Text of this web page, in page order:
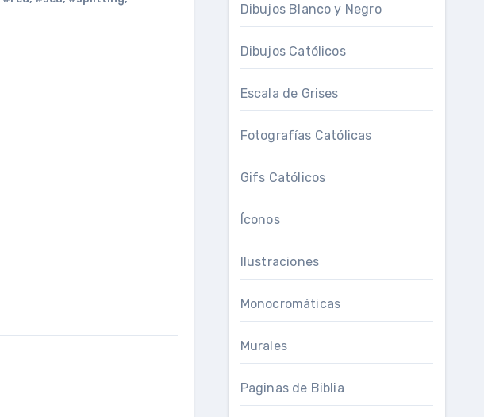
Dibujos Blanco y Negro
Dibujos Católicos
Escala de Grises
Fotografías Católicas
Gifs Católicos
Íconos
Ilustraciones
Monocromáticas
Murales
Paginas de Biblia